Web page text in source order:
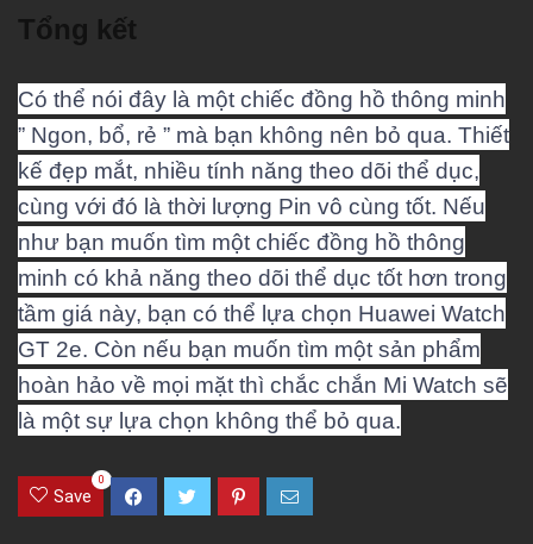
Tổng kết
Có thể nói đây là một chiếc đồng hồ thông minh
” Ngon, bổ, rẻ ” mà bạn không nên bỏ qua. Thiết
kế đẹp mắt, nhiều tính năng theo dõi thể dục,
cùng với đó là thời lượng Pin vô cùng tốt. Nếu
như bạn muốn tìm một chiếc đồng hồ thông
minh có khả năng theo dõi thể dục tốt hơn trong
tầm giá này, bạn có thể lựa chọn Huawei Watch
GT 2e. Còn nếu bạn muốn tìm một sản phẩm
hoàn hảo về mọi mặt thì chắc chắn Mi Watch sẽ
là một sự lựa chọn không thể bỏ qua.
Save
0